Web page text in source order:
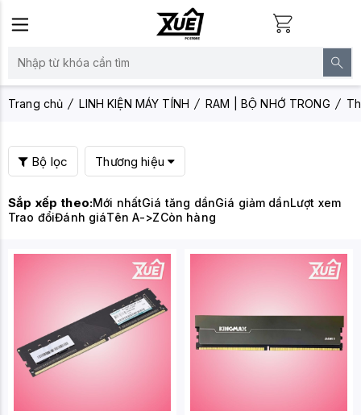
Trang chủ LINH KIỆN MÁY TÍNH RAM | BỘ NHỚ TRONG
Bộ lọc Thương hiệu
Sắp xếp theo:Mới nhấtGiá tăng dầnGiá giảm dầnLượt xem
Trao đổiĐánh giáTên A->ZCòn hàng